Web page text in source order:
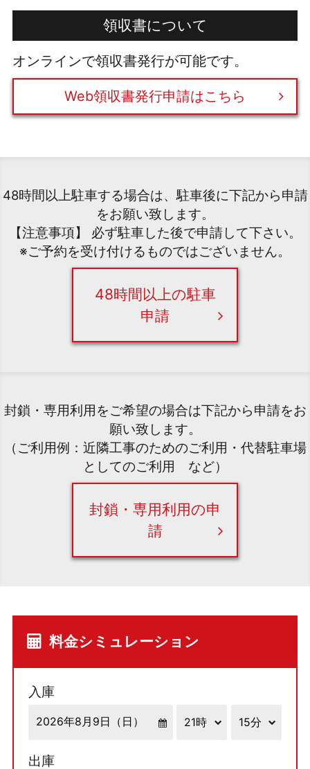
領収書について
オンラインで領収書発行が可能です。
Web領収書発行申請はこちら
48時間以上駐車する場合は、駐車後に下記から申請
をお願い致します。
【注意事項】 必ず駐車した後で申請して下さい。
※ご予約を受け付けるものではございません。
48時間以上の駐車
申請
封鎖・専用利用をご希望の場合は下記から申請をお
願い致します。
（ご利用例：近隣工事のためのご利用・代替駐車場
としてのご利用 など）
封鎖・専用利用の申
請
料金シミュレーション
入庫
出庫